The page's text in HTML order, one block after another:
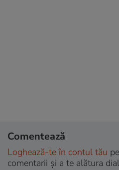
Comentează
Loghează-te în contul tău
comentarii și a te alătura